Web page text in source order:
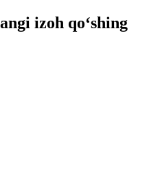
izoh qo‘shing